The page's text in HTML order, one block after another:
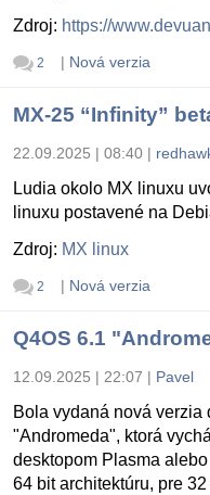
Zdroj: https://
2 | Nová verzia
MX-25 “Infinity”
22.09.2025 | 08:40 |
Ludia okolo MX linuxu
linuxu postavené na
Zdroj: MX linux
2 | Nová verzia
Q4OS 6.1
12.09.2025 | 22:07 | Pavel
Bola vydaná nová verzia
"Andromeda", ktorá
desktopom Plasma
64 bit architektúru, pre